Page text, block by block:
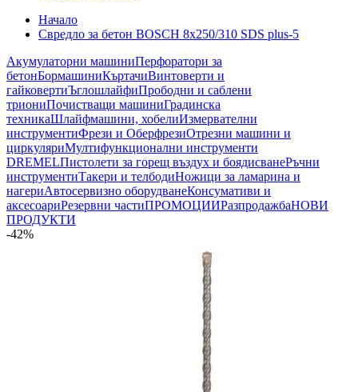
Начало
Свредло за бетон BOSCH 8x250/310 SDS plus-5
Акумулаторни машиниПерфоратори за
бетонБормашиниКъртачиВинтоверти и
гайковертиЪглошлайфиПрободни и саблени
триониПочистващи машиниГрадинска
техникаШлайфмашини, хобелиИзмервателни
инструментиФрези и ОберфрезиОтрезни машини и
циркуляриМултифункционални инструменти
DREMELПистолети за горещ въздух и боядисванеРъчни
инструментиТакери и телбодиНожици за ламарина и
нагериАвтосервизно оборудванеКонсумативи и
аксесоариРезервни частиПРОМОЦИИРазпродажбаНОВИ
ПРОДУКТИ
-42%